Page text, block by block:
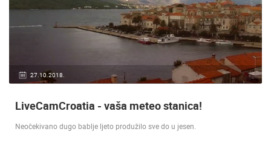
27.10.2018.
LiveCamCroatia - vaša meteo stanica!
Neočekivano dugo bablje ljeto produžilo sve do u jesen.